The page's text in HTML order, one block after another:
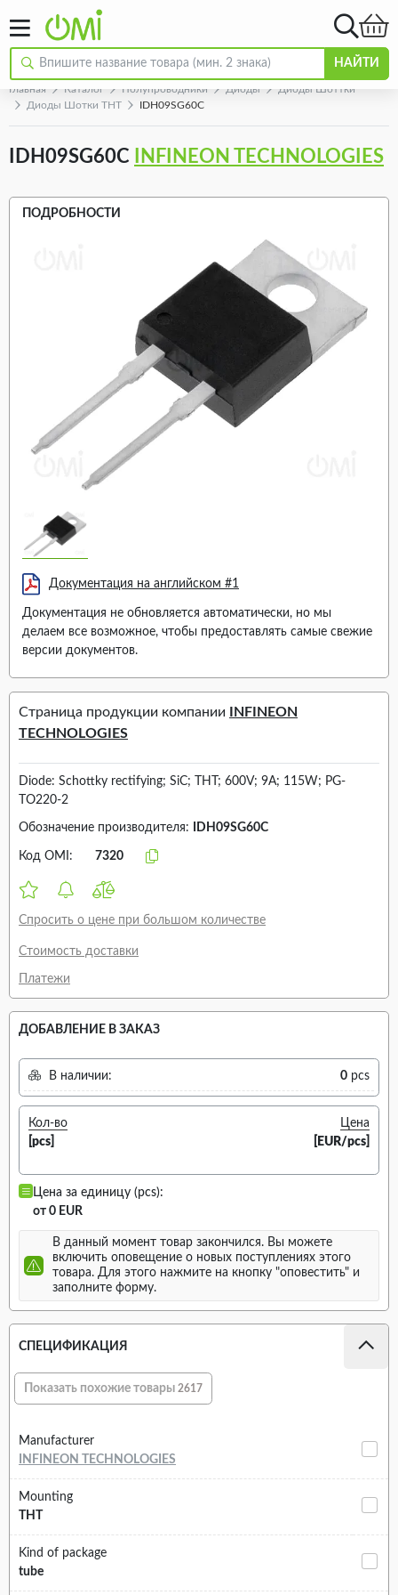
НАЙТИ
Главная Каталог Полупроводники Диоды
Диоды Шоттки
Диоды Шотки THT
IDH09SG60C
IDH09SG60C INFINEON TECHNOLOGIES
ПОДРОБНОСТИ
Документация на английском #1
Документация не обновляется автоматически, но мы
делаем все возможное, чтобы предоставлять самые свежие
версии документов.
Страница продукции компании
INFINEON
TECHNOLOGIES
Diode: Schottky rectifying; SiC; THT; 600V; 9A; 115W; PG-
TO220-2
Обозначение производителя: IDH09SG60C
Код OMI: 7320
Спросить о цене при большом количестве
Стоимость доставки
Платежи
ДОБАВЛЕНИЕ В ЗАКАЗ
В наличии: 0 pcs
Кол-во
[pcs]
Цена
[EUR/pcs]
Цена за единицу (pcs):
от 0 EUR
В данный момент товар закончился. Вы можете
включить оповещение о новых поступлениях этого
товара. Для этого нажмите на кнопку "оповестить" и
заполните форму.
СПЕЦИФИКАЦИЯ
Показать похожие товары 2617
Manufacturer
INFINEON TECHNOLOGIES
Mounting
THT
Kind of package
tube